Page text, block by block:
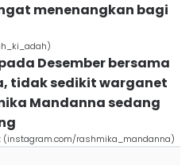
menenangkan bagi
Desember bersama
tidak sedikit warganet
Mandanna sedang
(instagram.com/rashmika_mandanna)